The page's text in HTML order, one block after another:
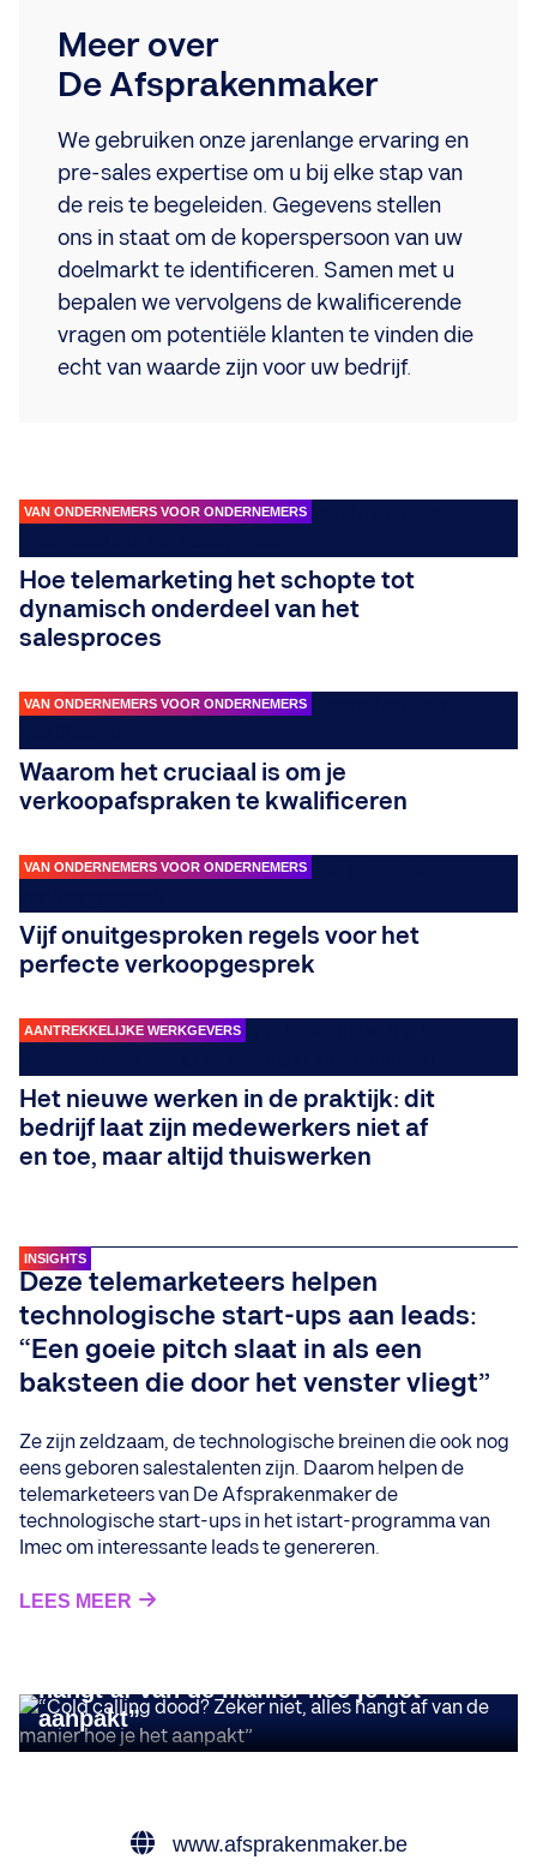
Meer over
De Afsprakenmaker
We gebruiken onze jarenlange ervaring en
pre-sales expertise om u bij elke stap van
de reis te begeleiden. Gegevens stellen
ons in staat om de koperspersoon van uw
doelmarkt te identificeren. Samen met u
bepalen we vervolgens de kwalificerende
vragen om potentiële klanten te vinden die
echt van waarde zijn voor uw bedrijf.
VAN ONDERNEMERS VOOR ONDERNEMERS
Hoe telemarketing het schopte tot
dynamisch onderdeel van het
salesproces
VAN ONDERNEMERS VOOR ONDERNEMERS
Waarom het cruciaal is om je
verkoopafspraken te kwalificeren
VAN ONDERNEMERS VOOR ONDERNEMERS
Vijf onuitgesproken regels voor het
perfecte verkoopgesprek
AANTREKKELIJKE WERKGEVERS
Het nieuwe werken in de praktijk: dit
bedrijf laat zijn medewerkers niet af
en toe, maar altijd thuiswerken
INSIGHTS
Deze telemarketeers helpen
technologische start-ups aan leads:
“Een goeie pitch slaat in als een
baksteen die door het venster vliegt”
Ze zijn zeldzaam, de technologische breinen die ook nog
eens geboren salestalenten zijn. Daarom helpen de
telemarketeers van De Afsprakenmaker de
technologische start-ups in het istart-programma van
Imec om interessante leads te genereren.
LEES MEER
hangt af van de manier hoe je het
aanpakt”
www.afsprakenmaker.be